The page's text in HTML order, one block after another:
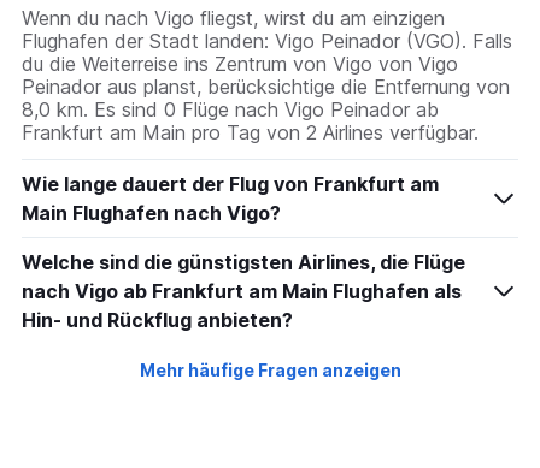
Wenn du nach Vigo fliegst, wirst du am einzigen
Flughafen der Stadt landen: Vigo Peinador (VGO). Falls
du die Weiterreise ins Zentrum von Vigo von Vigo
Peinador aus planst, berücksichtige die Entfernung von
8,0 km. Es sind 0 Flüge nach Vigo Peinador ab
Frankfurt am Main pro Tag von 2 Airlines verfügbar.
Wie lange dauert der Flug von Frankfurt am
Main Flughafen nach Vigo?
Welche sind die günstigsten Airlines, die Flüge
nach Vigo ab Frankfurt am Main Flughafen als
Hin- und Rückflug anbieten?
Mehr häufige Fragen anzeigen